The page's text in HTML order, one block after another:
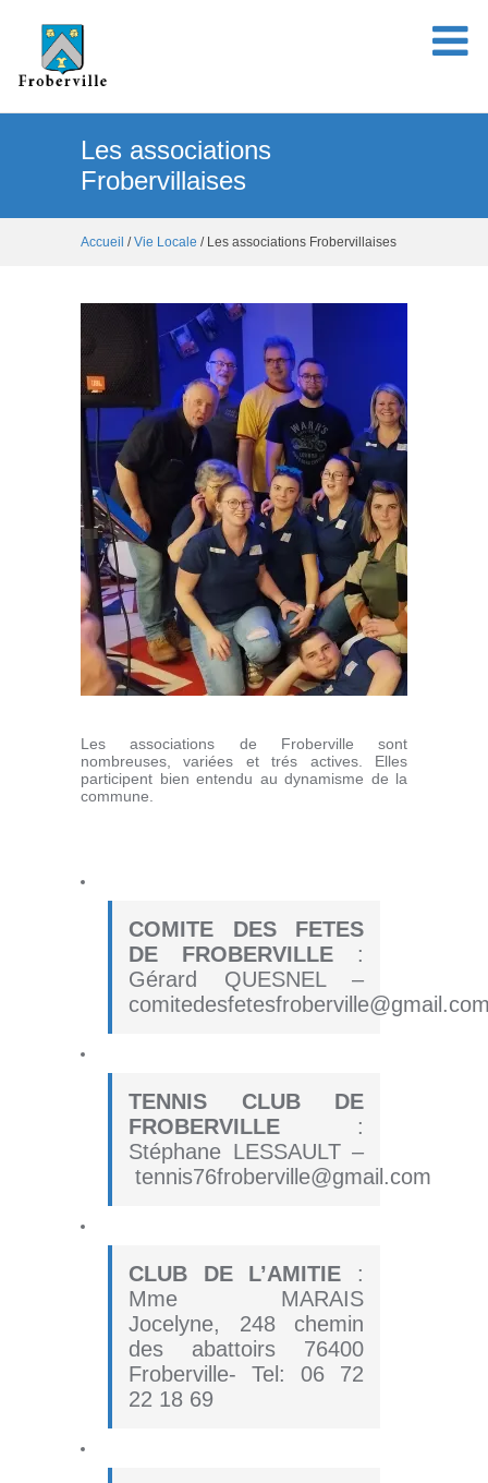
Les associations
Frobervillaises
Accueil /Vie Locale / Les associations Frobervillaises
Les associations de Froberville sont
nombreuses, variées et trés actives. Elles
participent bien entendu au dynamisme de la
commune.
COMITE DES FETES
DE FROBERVILLE :
Gérard QUESNEL –
TENNIS CLUB DE
FROBERVILLE :
Stéphane LESSAULT –
tennis76froberville@gmail.com
CLUB DE L’AMITIE :
Mme MARAIS
Jocelyne, 248 chemin
des abattoirs 76400
Froberville- Tel: 06 72
22 18 69